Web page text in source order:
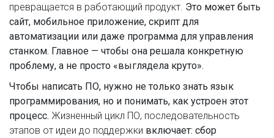
превращается в работающий продукт. Это может быть
сайт, мобильное приложение, скрипт для
автоматизации или даже программа для управления
станком. Главное — чтобы она решала конкретную
проблему, а не просто «выглядела круто».
Чтобы написать ПО, нужно не только знать язык
программирования, но и понимать, как устроен этот
процесс. Жизненный цикл ПО, последовательность
этапов от идеи до поддержки включает: сбор